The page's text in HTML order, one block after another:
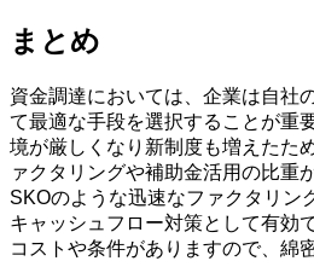
まとめ
資金調達においては、企業は自社
て最適な手段を選択することが重
境が厳しくなり新制度も増えたた
ァクタリングや補助金活用の比重
SKOのような迅速なファクタリン
キャッシュフロー対策として有効
コストや条件がありますので、綿